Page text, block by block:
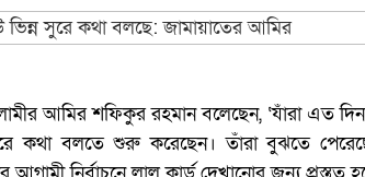
আমির শফিকুর রহমান বলেছেন, ‘যাঁরা এত
কথা বলতে শুরু করেছেন। তাঁরা বুঝতে